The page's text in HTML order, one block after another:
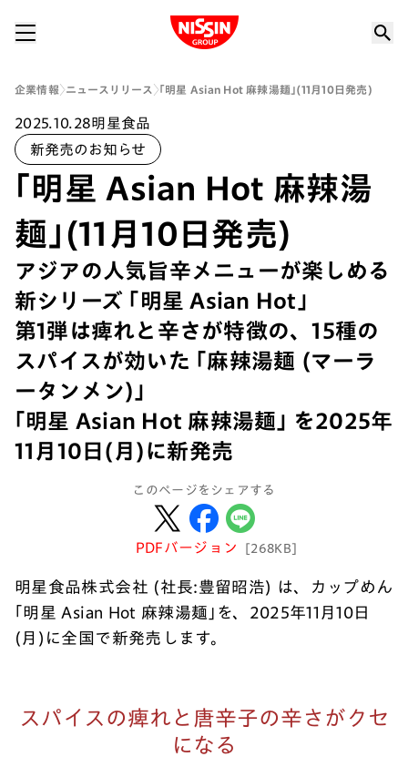
Nissin Group
企業情報 ニュースリリース ｢明星 Asian Hot 麻辣湯麺｣(11月10日発売)
2025.10.28明星食品
新発売のお知らせ
｢明星 Asian Hot 麻辣湯
麺｣(11月10日発売)
アジアの人気旨辛メニューが楽しめる
新シリーズ ｢明星 Asian Hot｣
第1弾は痺れと辛さが特徴の、15種の
スパイスが効いた ｢麻辣湯麺 (マーラ
ータンメン)｣
｢明星 Asian Hot 麻辣湯麺｣ を2025年
11月10日(月)に新発売
このページをシェアする
PDFバージョン [268KB]
明星食品株式会社 (社長:豊留昭浩) は、カップめん
｢明星 Asian Hot 麻辣湯麺｣を、2025年11月10日
(月)に全国で新発売します。
スパイスの痺れと唐辛子の辛さがクセ
になる